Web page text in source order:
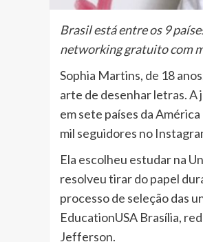
Brasil está entre os 9
networking gratuito com
Sophia Martins, de 18
arte de desenhar letras. A
em sete países da
mil seguidores no
Ela escolheu estudar na
resolveu tirar do papel
processo de seleção das
EducationUSA Brasília,
Jefferson.